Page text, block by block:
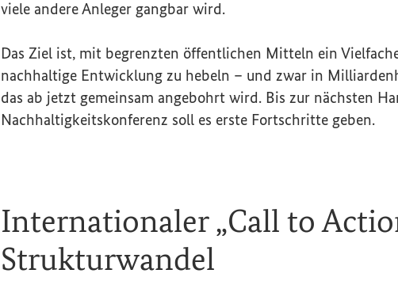
viele andere Anleger gangbar wird.
Das Ziel ist, mit begrenzten öffentlichen Mitteln ein
nachhaltige Entwicklung zu hebeln – und zwar in
das ab jetzt gemeinsam angebohrt wird. Bis zur nächsten
Nachhaltigkeitskonferenz soll es erste Fortschritte geben.
Internationaler „Call to
Strukturwandel